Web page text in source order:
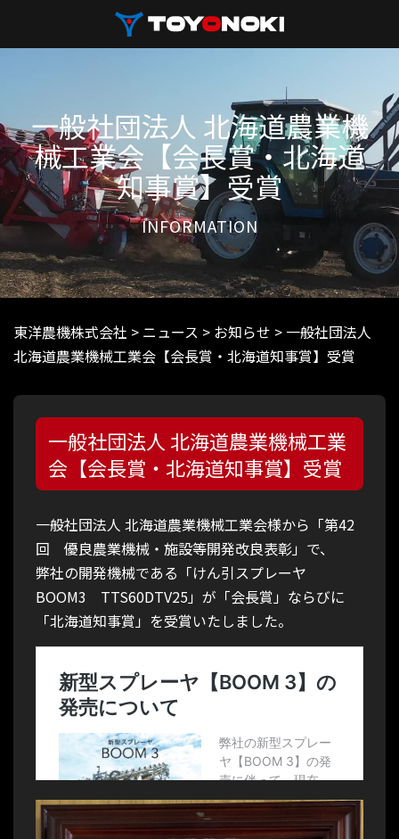
製品情報
カーポート
サポート情報
会社情報
採用情報
ページ翻訳
ニュース
カタログ
一般社団法人 北海道農業機
械工業会【会長賞・北海道
知事賞】受賞
INFORMATION
東洋農機株式会社 > ニュース > お知らせ > 一般社団法人
北海道農業機械工業会【会長賞・北海道知事賞】受賞
一般社団法人 北海道農業機械工業
会【会長賞・北海道知事賞】受賞
一般社団法人 北海道農業機械工業会様から「第42
回 優良農業機械・施設等開発改良表彰」で、
弊社の開発機械である「けん引スプレーヤ
BOOM3 TTS60DTV25」が「会長賞」ならびに
「北海道知事賞」を受賞いたしました。